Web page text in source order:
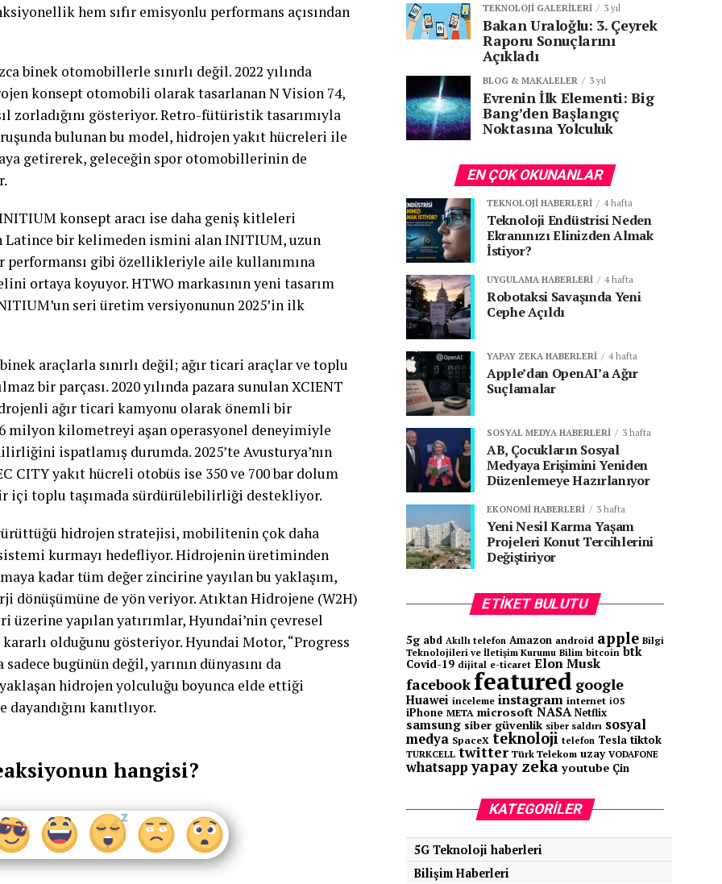
hem sıfır emisyonlu performans açısından
binek otomobillerle sınırlı değil. 2022 yılında
konsept otomobili olarak tasarlanan N Vision 74,
zorladığını gösteriyor. Retro-fütüristik tasarımıyla
bulunan bu model, hidrojen yakıt hücreleri ile
getirerek, geleceğin spor otomobillerinin de
konsept aracı ise daha geniş kitleleri
Latince bir kelimeden ismini alan INITIUM, uzun
gibi özellikleriyle aile kullanımına
ortaya koyuyor. HTWO markasının yeni tasarım
seri üretim versiyonunun 2025’in ilk
araçlarla sınırlı değil; ağır ticari araçlar ve toplu
bir parçası. 2020 yılında pazara sunulan XCIENT
ağır ticari kamyonu olarak önemli bir
milyon kilometreyi aşan operasyonel deneyimiyle
ispatlamış durumda. 2025’te Avusturya’nın
CITY yakıt hücreli otobüs ise 350 ve 700 bar dolum
içi toplu taşımada sürdürülebilirliği destekliyor.
hidrojen stratejisi, mobilitenin çok daha
kurmayı hedefliyor. Hidrojenin üretiminden
kadar tüm değer zincirine yayılan bu yaklaşım,
dönüşümüne de yön veriyor. Atıktan Hidrojene (W2H)
yapılan yatırımlar, Hyundai’nin çevresel
olduğunu gösteriyor. Hyundai Motor, “Progress
bugünün değil, yarının dünyasını da
hidrojen yolculuğu boyunca elde ettiği
kanıtlıyor.
hangisi?
TEKNOLOJI GALERILERI 3 yıl
Bakan Uraloğlu: 3. Çeyrek
Raporu Sonuçlarını
Açıkladı
BLOG & MAKALELER 3 yıl
Evrenin İlk Elementi: Big
Bang’den Başlangıç
Noktasına Yolculuk
EN ÇOK OKUNANLAR
TEKNOLOJI HABERLERI 4 hafta
Teknoloji Endüstrisi Neden
Ekranınızı Elinizden Almak
İstiyor?
UYGULAMA HABERLERI 4 hafta
Robotaksi Savaşında Yeni
Cephe Açıldı
YAPAY ZEKA HABERLERI 4 hafta
Apple’dan OpenAI’a Ağır
Suçlamalar
SOSYAL MEDYA HABERLERI 3 hafta
AB, Çocukların Sosyal
Medyaya Erişimini Yeniden
Düzenlemeye Hazırlanıyor
EKONOMI HABERLERI 3 hafta
Yeni Nesil Karma Yaşam
Projeleri Konut Tercihlerini
Değiştiriyor
ETIKET BULUTU
5g abd Akıllı telefon Amazon android apple Bilgi
Teknolojileri ve İletişim Kurumu Bilim bitcoin btk
Covid-19 dijital e-ticaret Elon Musk
facebook featured google
Huawei inceleme instagram internet iOS
iPhone META microsoft NASA Netflix
samsung siber güvenlik siber saldırı sosyal
medya SpaceX teknoloji telefon Tesla tiktok
TURKCELL twitter Türk Telekom uzay VODAFONE
whatsapp yapay zeka youtube Çin
KATEGORILER
5G Teknoloji haberleri
Bilişim Haberleri